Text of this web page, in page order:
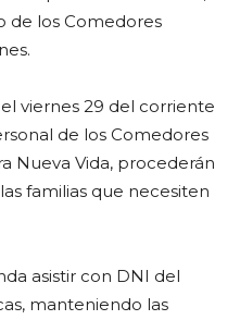
de los Comedores
viernes 29 del corriente
de los Comedores
Nueva Vida, procederán
familias que necesiten
asistir con DNI del
manteniendo las